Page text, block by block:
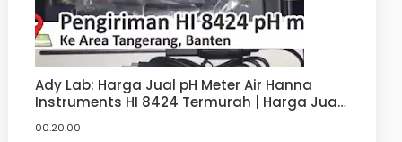
Ady Lab: Harga Jual pH Meter Air Hanna
Instruments HI 8424 Termurah | Harga Jual
00.20.00